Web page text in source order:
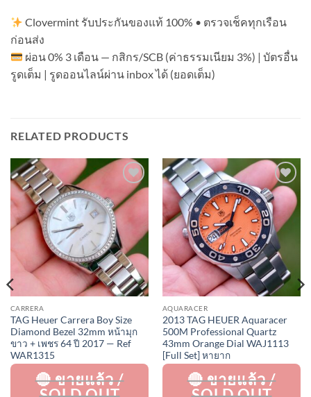
Clovermint รับประกันของแท้ 100% • ตรวจเช็คทุกเรือน
ก่อนส่ง
ผ่อน 0% 3 เดือน — กสิกร/SCB (ค่าธรรมเนียม 3%) | บัตรอื่น
รูดเต็ม | รูดออนไลน์ผ่าน inbox ได้ (ยอดเต็ม)
RELATED PRODUCTS
Add to
Wishlist
CARRERA
TAG Heuer Carrera Boy Size
Diamond Bezel 32mm หน้ามุก
ขาว + เพชร 64 ปี 2017 — Ref
WAR1315
Add to
Wishlist
AQUARACER
2013 TAG HEUER Aquaracer
500M Professional Quartz
43mm Orange Dial WAJ1113
[Full Set] หายาก